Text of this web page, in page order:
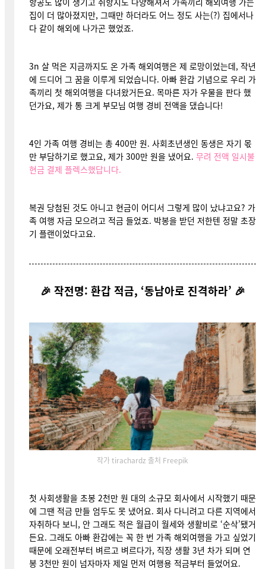
집이 더 많아졌지만, 그때만 하더라도 어느 정도 사는(?) 집에서나
다 같이 해외에 나가곤 했었죠.
3n 살 먹은 지금까지도 온 가족 해외여행은 제 로망이었는데, 작년
에 드디어 그 꿈을 이루게 되었습니다. 아빠 환갑 기념으로 우리 가
족끼리 첫 해외여행을 다녀왔거든요. 목마른 자가 우물을 판다 했
던가요, 제가 통 크게 부모님 여행 경비 전액을 댔습니다!
4인 가족 여행 경비는 총 400만 원. 사회초년생인 동생은 자기 몫
만 부담하기로 했고요, 제가 300만 원을 냈어요. 무려 전액 일시불
현금 결제 플렉스했답니다.
복권 당첨된 것도 아니고 현금이 어디서 그렇게 많이 났냐고요? 가
족 여행 자금 모으려고 적금 들었죠. 박봉을 받던 저한텐 정말 초장
기 플랜이었다고요.
🎉 작전명: 환갑 적금, ‘동남아로 진격하라’ 🎉
작가 tirachardz 출처 Freepik
첫 사회생활을 초봉 2천만 원 대의 소규모 회사에서 시작했기 때문
에 그땐 적금 만들 엄두도 못 냈어요. 회사 다니려고 다른 지역에서
자취하다 보니, 안 그래도 적은 월급이 월세와 생활비로 ‘순삭’됐거
든요. 그래도 아빠 환갑에는 꼭 한 번 가족 해외여행을 가고 싶었기
때문에 오래전부터 벼르고 벼르다가, 직장 생활 3년 차가 되며 연
봉 3천만 원이 넘자마자 제일 먼저 여행용 적금부터 들었어요.